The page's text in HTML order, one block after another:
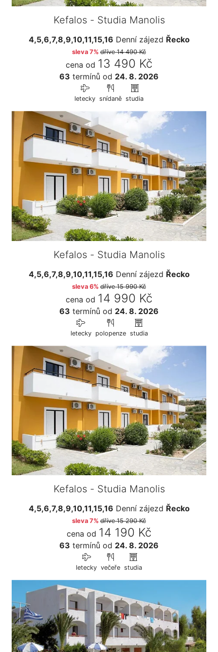
Kefalos - Studia Manolis
4,5,6,7,8,9,10,11,15,16 Denní zájezd Řecko
sleva 7% dříve14 490 Kč
cena od 13 490 Kč
63 termínů od 24. 8. 2026
letecky snídaně studia
Kefalos - Studia Manolis
4,5,6,7,8,9,10,11,15,16 Denní zájezd Řecko
sleva 6% dříve15 990 Kč
cena od 14 990 Kč
63 termínů od 24. 8. 2026
letecky polopenze studia
Kefalos - Studia Manolis
4,5,6,7,8,9,10,11,15,16 Denní zájezd Řecko
sleva 7% dříve15 290 Kč
cena od 14 190 Kč
63 termínů od 24. 8. 2026
letecky večeře studia